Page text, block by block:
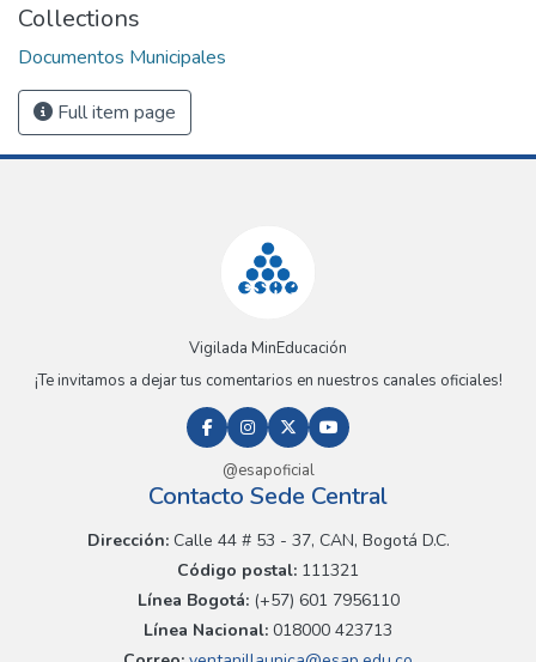
Collections
Documentos Municipales
Full item page
Vigilada MinEducación
¡Te invitamos a dejar tus comentarios en nuestros canales oficiales!
@esapoficial
Contacto Sede Central
Dirección:Calle 44 # 53 - 37, CAN, Bogotá D.C.
Código postal: 111321
Línea Bogotá:(+57) 601 7956110
Línea Nacional: 018000 423713